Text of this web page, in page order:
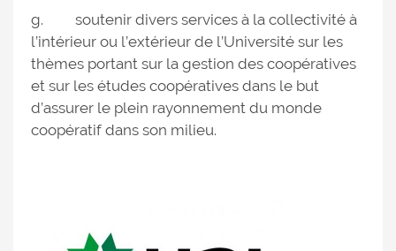
g. soutenir divers services à la collectivité à
l’intérieur ou l’extérieur de l’Université sur les
thèmes portant sur la gestion des coopératives
et sur les études coopératives dans le but
d’assurer le plein rayonnement du monde
coopératif dans son milieu.